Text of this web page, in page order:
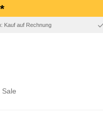
*
Kauf auf Rechnung
Sale